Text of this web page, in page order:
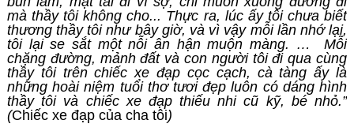
mà thầy tôi không cho... Thực ra, lúc ấy tôi chưa biết
thương thầy tôi như bây giờ, và vì vậy mỗi lần nhớ lại,
tôi lại se sắt một nỗi ân hận muộn màng. … Mỗi
chặng đường, mảnh đất và con người tôi đi qua cùng
thầy tôi trên chiếc xe đạp cọc cạch, cà tàng ấy là
những hoài niệm tuổi thơ tươi đẹp luôn có dáng hình
thầy tôi và chiếc xe đạp thiếu nhi cũ kỹ, bé nhỏ.”
(Chiếc xe đạp của cha tôi)